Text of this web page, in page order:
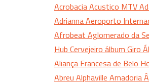
AcrobaciaAcustico MTV
AdriannaAeroporto
Afrobeat Aglomerado da
Hub Cervejeiro álbum Giro
Aliança Francesa de Belo
Abreu Alphaville Amadoria